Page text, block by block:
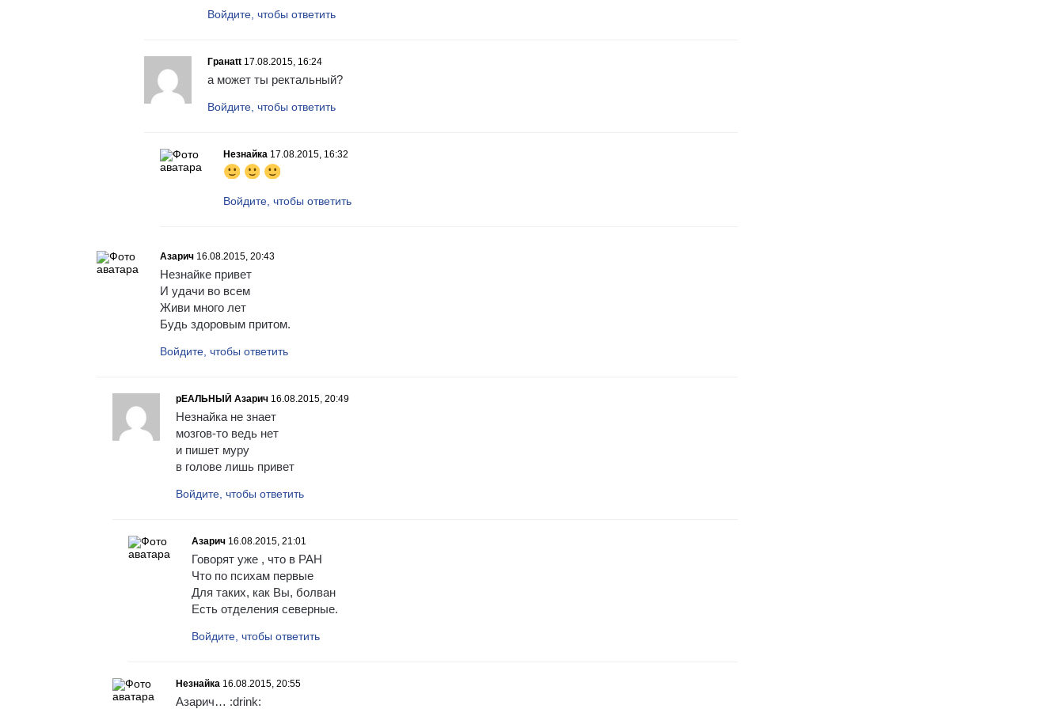
Войдите, чтобы ответить
Гранаtt 17.08.2015, 16:24
а может ты ректальный?
Войдите, чтобы ответить
Незнайка 17.08.2015, 16:32
Войдите, чтобы ответить
Азарич 16.08.2015, 20:43
Незнайке привет
И удачи во всем
Живи много лет
Будь здоровым притом.
Войдите, чтобы ответить
рЕАЛЬНЫЙ Азарич 16.08.2015, 20:49
Незнайка не знает
мозгов-то ведь нет
и пишет муру
в голове лишь привет
Войдите, чтобы ответить
Азарич 16.08.2015, 21:01
Говорят уже , что в РАН
Что по психам первые
Для таких, как Вы, болван
Есть отделения северные.
Войдите, чтобы ответить
Незнайка 16.08.2015, 20:55
Азарич… :drink: